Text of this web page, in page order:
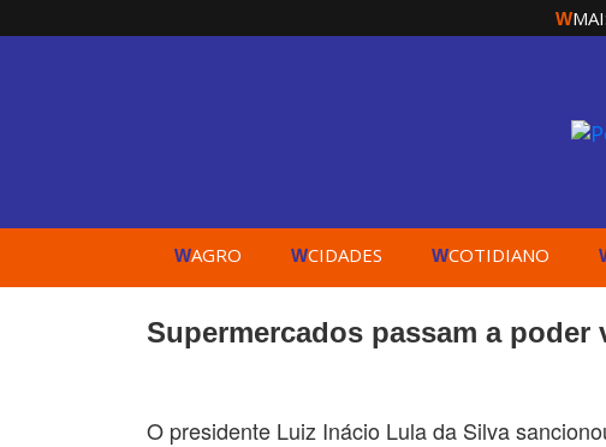
W
WAGRO WCIDADES WCOTIDIANO
Supermercados passam a
O presidente Luiz Inácio Lula da Silva